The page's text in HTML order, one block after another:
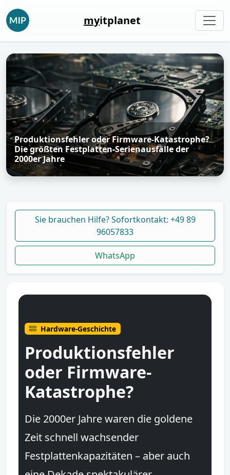
myitplanet
Produktionsfehler oder Firmware-Katastrophe?
Die größten Festplatten-Serienausfälle der
2000er Jahre
Sie brauchen Hilfe? Sofortkontakt: +49 89
96057833
WhatsApp
Hardware-Geschichte
Produktionsfehler
oder Firmware-
Katastrophe?
Die 2000er Jahre waren die goldene
Zeit schnell wachsender
Festplattenkapazitäten – aber auch